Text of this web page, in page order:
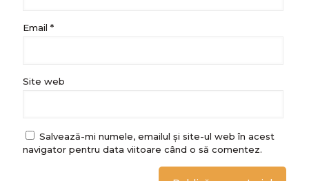
Email *
Site web
Salvează-mi numele, emailul și site-ul web în acest
navigator pentru data viitoare când o să comentez.